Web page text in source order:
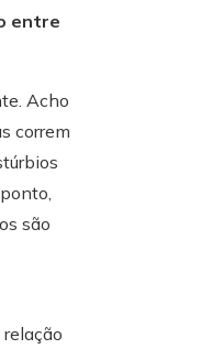
entre
Acho
correm
são